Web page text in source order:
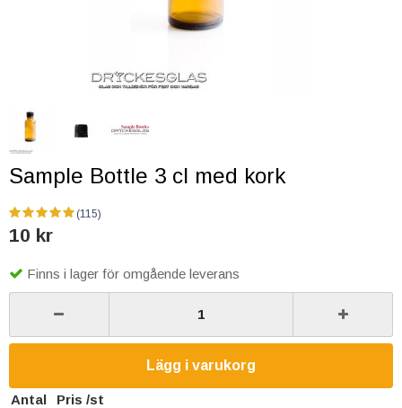
Sample Bottle 3 cl med kork
(115)
10 kr
Finns i lager för omgående leverans
Lägg i varukorg
Antal
Pris /st